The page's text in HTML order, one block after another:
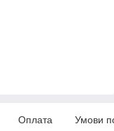
Оплата Умови